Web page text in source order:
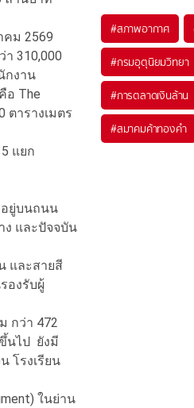
ม 2569
310,000
กงาน
อ The
ตารางเมตร
แยก
อยู่บนถนน
ง และปัจจบัน
และสายสี
องรับผู้
กว่า 472
นไป ยังมี
โรงเรียน
ในย่าน
#สภาพอากาศ
#กรมอุตุนิยมวิทยา
#การตลาดเงินล้าน
#สมาคมค้าทองคำ